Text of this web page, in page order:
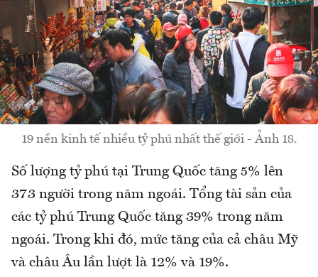
19 nền kinh tế nhiều tỷ phú nhất thế giới - Ảnh 18.
Số lượng tỷ phú tại Trung Quốc tăng 5% lên
373 người trong năm ngoái. Tổng tài sản của
các tỷ phú Trung Quốc tăng 39% trong năm
ngoái. Trong khi đó, mức tăng của cả châu Mỹ
và châu Âu lần lượt là 12% và 19%.